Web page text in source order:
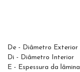
De - Diâmetro Exterior
Di - Diâmetro Interior
E - Espessura da lâmina